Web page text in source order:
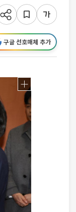
구글 선호매체 추가